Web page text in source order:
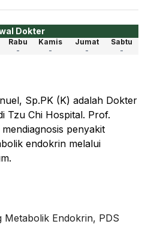
Dokter
Rabu Kamis Jumat
Sabtu
- - - -
Sp.PK (K) adalah Dokter
Tzu Chi Hospital. Prof.
penyakit
endokrin melalui
Metabolik Endokrin, PDS